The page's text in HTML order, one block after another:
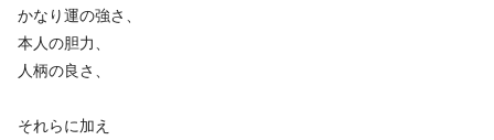
かなり運の強さ、
本人の胆力、
人柄の良さ、
それらに加え